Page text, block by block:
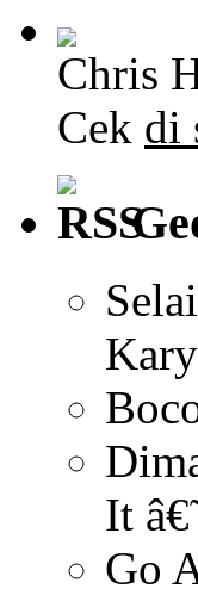
Chris
Cek di
It
Go